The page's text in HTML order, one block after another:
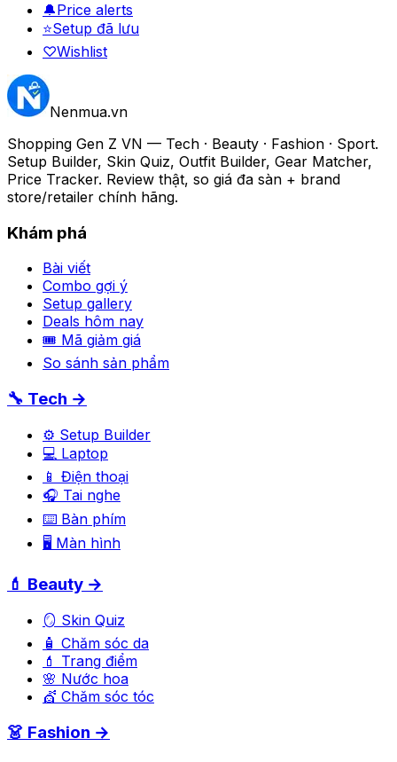
🔔Price alerts
⭐Setup đã lưu
♡Wishlist
Nenmua.vn
Shopping Gen Z VN — Tech · Beauty · Fashion · Sport.
Setup Builder, Skin Quiz, Outfit Builder, Gear Matcher,
Price Tracker. Review thật, so giá đa sàn + brand
store/retailer chính hãng.
Khám phá
Bài viết
Combo gợi ý
Setup gallery
Deals hôm nay
🎟 Mã giảm giá
So sánh sản phẩm
🔧 Tech →
⚙️ Setup Builder
💻 Laptop
📱 Điện thoại
🎧 Tai nghe
⌨️ Bàn phím
🖥️ Màn hình
💄 Beauty →
🪞 Skin Quiz
🧴 Chăm sóc da
💄 Trang điểm
🌸 Nước hoa
💇 Chăm sóc tóc
👗 Fashion →